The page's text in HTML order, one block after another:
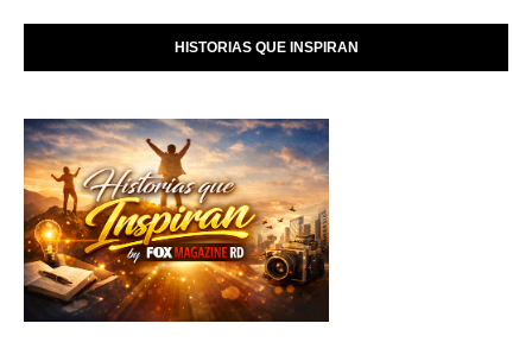
HISTORIAS QUE INSPIRAN